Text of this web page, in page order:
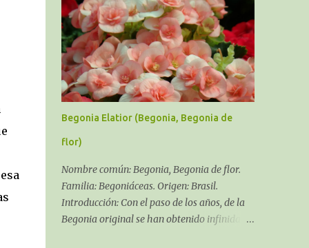
pueda dar en tu zona. Soporta la salinidad y
los fuertes
Begonia Elatior (Begonia, Begonia de
flor)
Nombre común: Begonia, Begonia de flor.
Familia: Begoniáceas. Origen: Brasil.
Introducción: Con el paso de los años, de la
Begonia original se han obtenido infinidad